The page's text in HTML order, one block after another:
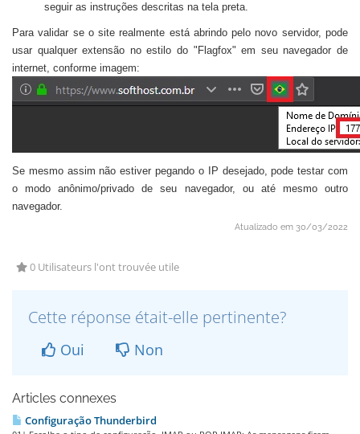
seguir as instruções descritas na tela preta.
Para validar se o site realmente está abrindo pelo novo servidor, pode
usar qualquer extensão no estilo do "Flagfox" em seu navegador de
internet, conforme imagem:
Se mesmo assim não estiver pegando o IP desejado, pode testar com
o modo anônimo/privado de seu navegador, ou até mesmo outro
navegador.
Atualizado em 30/03/2022
0 Utilisateurs l'ont trouvée utile
Cette réponse était-elle pertinente?
Oui Non
Articles connexes
Configuração Thunderbird